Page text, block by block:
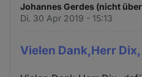
Johannes Gerdes (nicht
Di. 30 Apr 2019 - 15:13
Vielen Dank,Herr